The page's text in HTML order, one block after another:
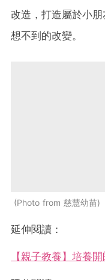
改造，打造屬於小
想不到的改變。
Photo from 慈慧幼苗
延伸閱讀：
【親子教養】培養